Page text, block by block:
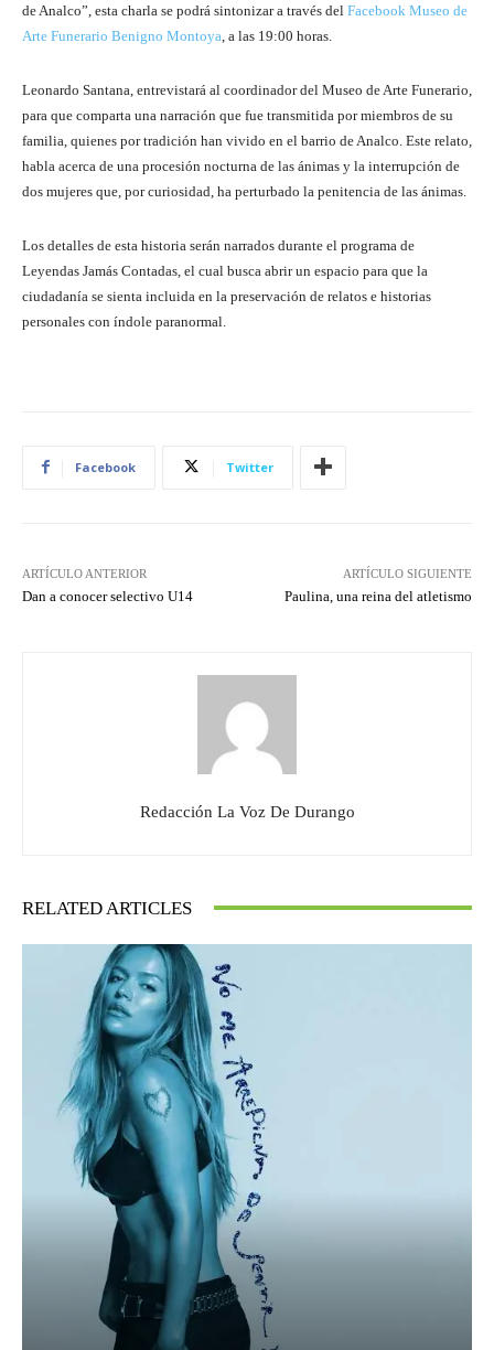
de Analco”, esta charla se podrá sintonizar a través del Facebook Museo de
Arte Funerario Benigno Montoya , a las 19:00 horas.
Leonardo Santana, entrevistará al coordinador del Museo de Arte Funerario,
para que comparta una narración que fue transmitida por miembros de su
familia, quienes por tradición han vivido en el barrio de Analco. Este relato,
habla acerca de una procesión nocturna de las ánimas y la interrupción de
dos mujeres que, por curiosidad, ha perturbado la penitencia de las ánimas.
Los detalles de esta historia serán narrados durante el programa de
Leyendas Jamás Contadas, el cual busca abrir un espacio para que la
ciudadanía se sienta incluida en la preservación de relatos e historias
personales con índole paranormal.
Facebook Twitter
ARTÍCULO ANTERIOR
Dan a conocer selectivo U14
ARTÍCULO SIGUIENTE
Paulina, una reina del atletismo
Redacción La Voz De Durango
RELATED ARTICLES